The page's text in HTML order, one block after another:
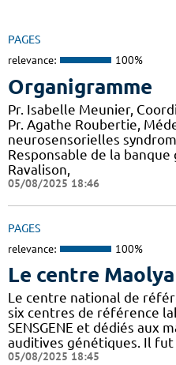
PAGES
relevance: 100%
Organigramme
Pr. Isabelle Meunier,
Pr. Agathe Roubertie,
neurosensorielles
Responsable de la
Ravalison,
05/08/2025 18:46
PAGES
relevance: 100%
Le centre Maolya
Le centre national de
six centres de référence
SENSGENE et dédiés aux
auditives génétiques. Il
05/08/2025 18:45